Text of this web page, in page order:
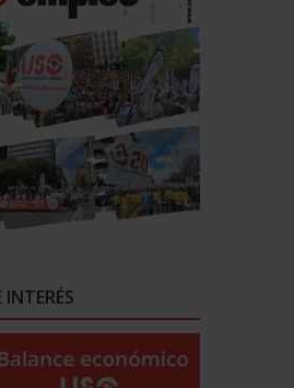
INTERÉS